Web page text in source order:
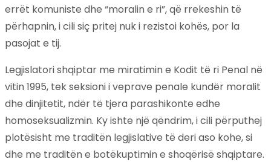
errët komuniste dhe “moralin e ri”, që rrekeshin të
përhapnin, i cili siç pritej nuk i rezistoi kohës, por la
pasojat e tij.
Legjislatori shqiptar me miratimin e Kodit të ri Penal në
vitin 1995, tek seksioni i veprave penale kundër moralit
dhe dinjitetit, ndër të tjera parashikonte edhe
homoseksualizmin. Ky ishte një qëndrim, i cili përputhej
plotësisht me traditën legjislative të deri aso kohe, si
dhe me traditën e botëkuptimin e shoqërisë shqiptare.